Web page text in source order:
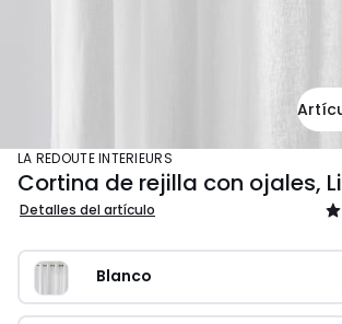
LA REDOUTE INTERIEURS
Cortina de rejilla con ojales,
Detalles del artículo
Blanco